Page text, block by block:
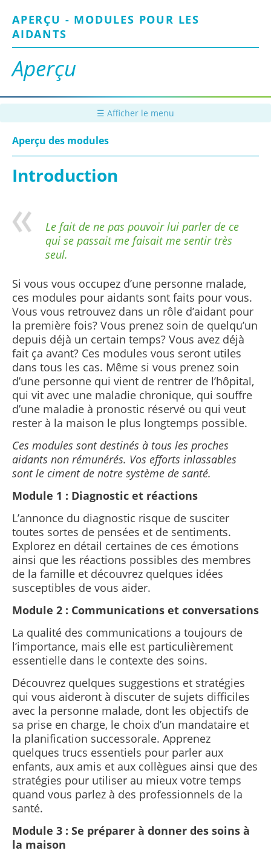
contenu
APERÇU - MODULES POUR LES
AIDANTS
Aperçu
☰ Afficher le menu
Aperçu des modules
Introduction
Le fait de ne pas pouvoir lui parler de ce
qui se passait me faisait me sentir très
seul.
Si vous vous occupez d’une personne malade,
ces modules pour aidants sont faits pour vous.
Vous vous retrouvez dans un rôle d’aidant pour
la première fois? Vous prenez soin de quelqu’un
depuis déjà un certain temps? Vous avez déjà
fait ça avant? Ces modules vous seront utiles
dans tous les cas. Même si vous prenez soin
d’une personne qui vient de rentrer de l’hôpital,
qui vit avec une maladie chronique, qui souffre
d’une maladie à pronostic réservé ou qui veut
rester à la maison le plus longtemps possible.
Ces modules sont destinés à tous les proches
aidants non rémunérés. Vos efforts inlassables
sont le ciment de notre système de santé.
Module 1 : Diagnostic et réactions
L’annonce du diagnostic risque de susciter
toutes sortes de pensées et de sentiments.
Explorez en détail certaines de ces émotions
ainsi que les réactions possibles des membres
de la famille et découvrez quelques idées
susceptibles de vous aider.
Module 2 : Communications et conversations
La qualité des communications a toujours de
l’importance, mais elle est particulièrement
essentielle dans le contexte des soins.
Découvrez quelques suggestions et stratégies
qui vous aideront à discuter de sujets difficiles
avec la personne malade, dont les objectifs de
sa prise en charge, le choix d’un mandataire et
la planification successorale. Apprenez
quelques trucs essentiels pour parler aux
enfants, aux amis et aux collègues ainsi que des
stratégies pour utiliser au mieux votre temps
quand vous parlez à des professionnels de la
santé.
Module 3 : Se préparer à donner des soins à
la maison